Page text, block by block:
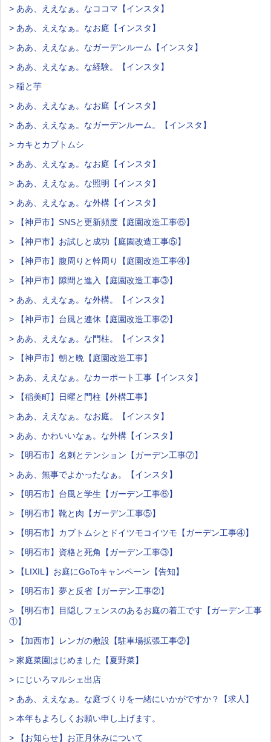
> ああ、ええなぁ。なココマ【インスタ】
> ああ、ええなぁ。なお庭【インスタ】
> ああ、ええなぁ。なガーデンルーム【インスタ】
> ああ、ええなぁ。な経験。【インスタ】
> 稲と芋
> ああ、ええなぁ。なお庭【インスタ】
> ああ、ええなぁ。なガーデンルーム。【インスタ】
> カキとカブトムシ
> ああ、ええなぁ。なお庭【インスタ】
> ああ、ええなぁ。な照明【インスタ】
> ああ、ええなぁ。な外構【インスタ】
> 【神戸市】SNSと更新頻度【庭園改造工事⑥】
> 【神戸市】お試しと成功【庭園改造工事⑤】
> 【神戸市】腹周りと幹周り【庭園改造工事④】
> 【神戸市】隙間と進入【庭園改造工事③】
> ああ、ええなぁ。な外構。【インスタ】
> 【神戸市】台風と連休【庭園改造工事②】
> ああ、ええなぁ。な門柱。【インスタ】
> 【神戸市】朝と晩【庭園改造工事】
> ああ、ええなぁ。なカーポート工事【インスタ】
> 【稲美町】日曜と門柱【外構工事】
> ああ、ええなぁ。なお庭。【インスタ】
> ああ、かわいいなぁ。な外構【インスタ】
> 【明石市】名刺とテンション【ガーデン工事⑦】
> ああ、無事でよかったなぁ。【インスタ】
> 【明石市】台風と学生【ガーデン工事⑥】
> 【明石市】靴と肉【ガーデン工事⑤】
> 【明石市】カブトムシとドイツモコイツモ【ガーデン工事④】
> 【明石市】資格と死角【ガーデン工事③】
> 【LIXIL】お庭にGoToキャンペーン【告知】
> 【明石市】夢と反省【ガーデン工事②】
> 【明石市】目隠しフェンスのあるお庭の着工です【ガーデン工事
①】
> 【加西市】レンガの敷設【駐車場拡張工事②】
> 家庭菜園はじめました【夏野菜】
> にじいろマルシェ出店
> ああ、ええなぁ。な庭づくりを一緒にいかがですか？【求人】
> 本年もよろしくお願い申し上げます。
> 【お知らせ】お正月休みについて